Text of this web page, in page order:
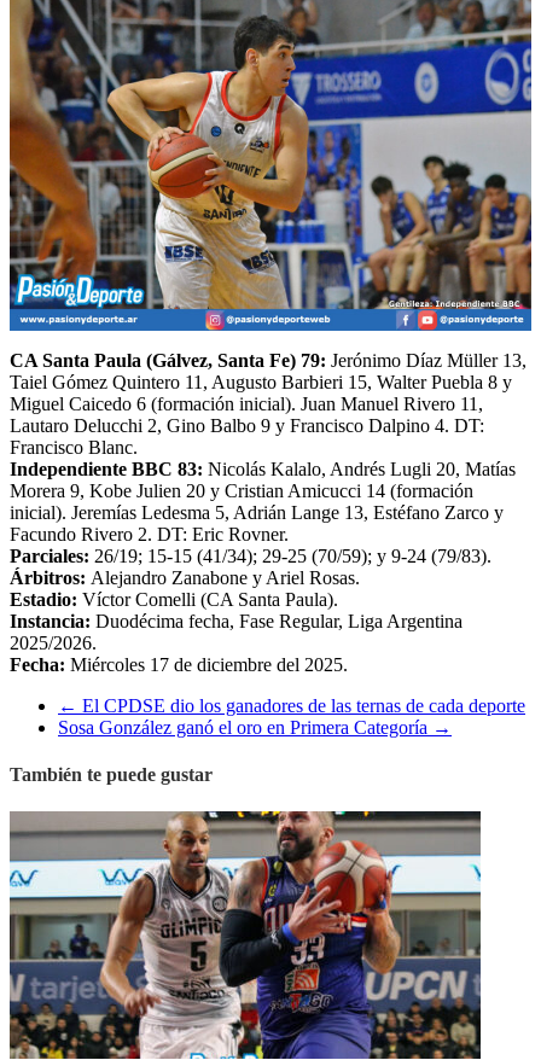
CA Santa Paula (Gálvez, Santa Fe) 79: Jerónimo Díaz Müller 13,
Taiel Gómez Quintero 11, Augusto Barbieri 15, Walter Puebla 8 y
Miguel Caicedo 6 (formación inicial). Juan Manuel Rivero 11,
Lautaro Delucchi 2, Gino Balbo 9 y Francisco Dalpino 4. DT:
Francisco Blanc.
Independiente BBC 83: Nicolás Kalalo, Andrés Lugli 20, Matías
Morera 9, Kobe Julien 20 y Cristian Amicucci 14 (formación
inicial). Jeremías Ledesma 5, Adrián Lange 13, Estéfano Zarco y
Facundo Rivero 2. DT: Eric Rovner.
Parciales: 26/19; 15-15 (41/34); 29-25 (70/59); y 9-24 (79/83).
Árbitros: Alejandro Zanabone y Ariel Rosas.
Estadio: Víctor Comelli (CA Santa Paula).
Instancia: Duodécima fecha, Fase Regular, Liga Argentina
2025/2026.
Fecha: Miércoles 17 de diciembre del 2025.
← El CPDSE dio los ganadores de las ternas de cada deporte
Sosa González ganó el oro en Primera Categoría →
También te puede gustar